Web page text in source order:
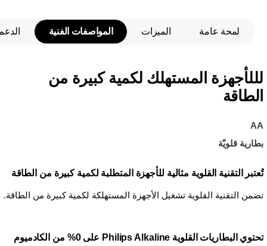
لمحة عامة الميزات المواصفات الفنية
لللأجهزة المستهلك لكمية كبيرة من
الطاقة
AA
بطارية قلويّة
تُعتبر التقنية القلوية مثالية للأجهزة المتطلبة لكمية كبيرة من الطاقة
تضمن التقنية القلوية تشغيل الأجهزة المستهلكة لكمية كبيرة من الطاقة.
تحتوي البطاريات القلوية Philips Alkaline على 0% من الكادميوم